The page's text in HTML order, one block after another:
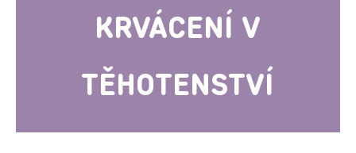
KRVÁCENÍ V
TĚHOTENSTVÍ